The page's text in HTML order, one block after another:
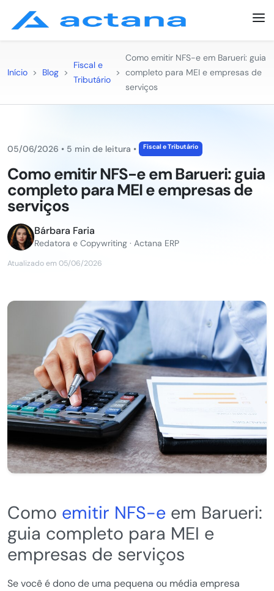
Início > Blog >
Fiscal e
Tributário
>
Como emitir NFS-e em Barueri: guia
completo para MEI e empresas de
serviços
05/06/2026 • 5 min de leitura • Fiscal e Tributário
Como emitir NFS-e em Barueri: guia
completo para MEI e empresas de
serviços
Bárbara Faria
Redatora e Copywriting · Actana ERP
Atualizado em 05/06/2026
Como emitir NFS-e em Barueri:
guia completo para MEI e
empresas de serviços
Se você é dono de uma pequena ou média empresa